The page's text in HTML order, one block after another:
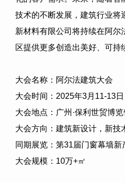
技术的不断发展，建筑行业将
新材料有限公司 将持续在阿尔
区提供更多创造出美好、可持
大会名称：阿尔法建筑大会
大会时间： 2025年3月 11-13日
大会地点：广州·保利世贸博
大会方向：建筑新设计，新技
同期展览：第31届门窗幕墙新
大会规模： 10万+㎡